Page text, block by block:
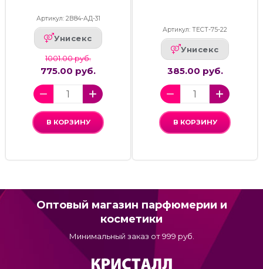
Артикул: 2В84-АД-31
Унисекс
1001.00 руб.
775.00 руб.
В КОРЗИНУ
Артикул: ТЕСТ-75-22
Унисекс
385.00 руб.
В КОРЗИНУ
Оптовый магазин парфюмерии и
косметики
Минимальный заказ от 999 руб.